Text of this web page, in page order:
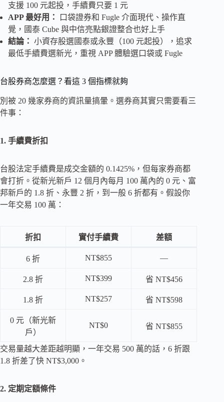
支援 100 元起投，手續費只要 1 元
APP 最好用：
口袋證券和 Fugle 介面現代、操作直
覺，國泰 Cube 與中信亮點銀證整合也好上手
結論： 小資存股選國泰或永豐（100 元起投），追求
最低手續費選新光，重視 APP 體驗選口袋或 Fugle
台股券商怎麼選？看這 3 個指標就夠
別被 20 幾家券商的資訊量搞暈。選券商其實只需要看三
件事：
1. 手續費折扣
台股法定手續費是成交金額的 0.1425%，但每家券商都
會打折。從新光新戶 12 個月內每月 100 萬內的 0 元、富
邦新戶的 1.8 折、永豐 2 折，到一般 6 折都有。假設你
一年交易 100 萬：
折扣 實付手續費 差額
6 折 NT$855 —
2.8 折 NT$399 省 NT$456
1.8 折 NT$257 省 NT$598
0 元（新光新
戶）
NT$0 省 NT$855
交易量越大差距越明顯，一年交易 500 萬的話，6 折跟
1.8 折差了快 NT$3,000。
2. 定期定額條件